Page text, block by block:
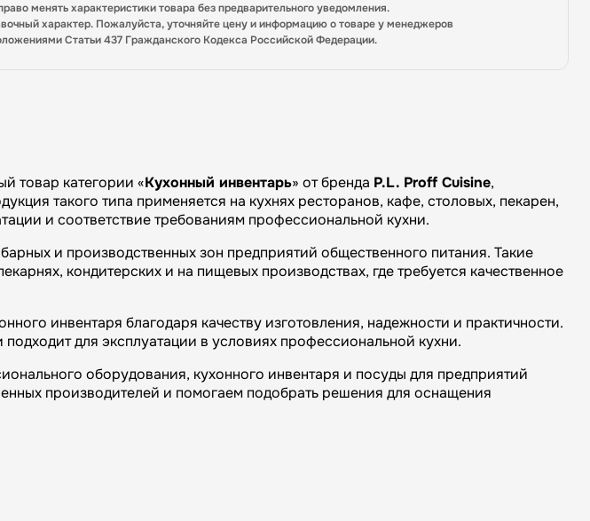
менять характеристики товара без предварительного уведомления.
характер. Пожалуйста, уточняйте цену и информацию о товаре у менеджеров
Статьи 437 Гражданского Кодекса Российской Федерации.
товар категории «Кухонный инвентарь» от бренда P.L. Proff Cuisine,
такого типа применяется на кухнях ресторанов, кафе, столовых, пекарен,
и соответствие требованиям профессиональной кухни.
и производственных зон предприятий общественного питания. Такие
кондитерских и на пищевых производствах, где требуется качественное
инвентаря благодаря качеству изготовления, надежности и практичности.
для эксплуатации в условиях профессиональной кухни.
оборудования, кухонного инвентаря и посуды для предприятий
производителей и помогаем подобрать решения для оснащения